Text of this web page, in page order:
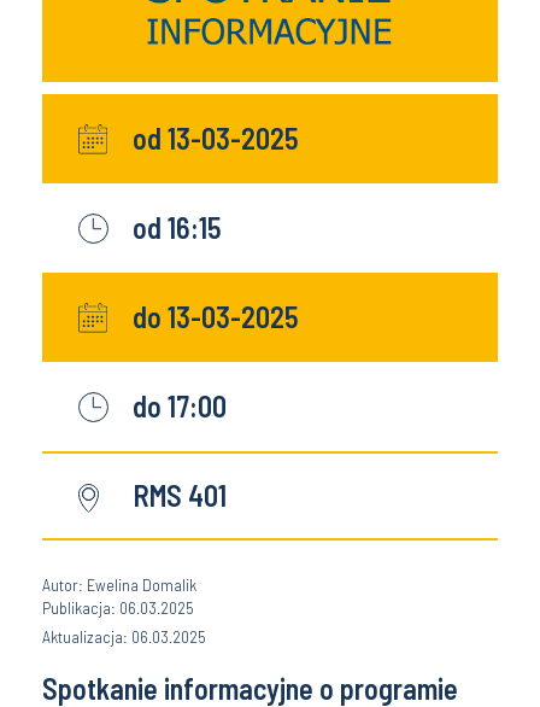
od 13-03-2025
od 16:15
do 13-03-2025
do 17:00
RMS 401
Autor: Ewelina Domalik
Publikacja: 06.03.2025
Aktualizacja: 06.03.2025
Spotkanie informacyjne o programie